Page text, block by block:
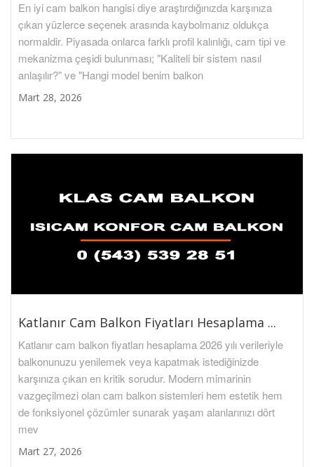
En iyi cam balkon hangisi diye araştırdığınızda karşınıza
çıkan yüzlerce seçenek arasında kaybolmanız oldukça
normaldir. Piyasada onlarca farklı profil kalınlığı, cam tipi ve
mekanizma çeşidi bulunması; "Kaliteli bir sistem nasıl
anlaşılır?" ve "Hangi model benim balkon
Mart 28, 2026
Katlanır Cam Balkon Fiyatları Hesaplama ...
Katlanır cam balkon fiyatları hesaplama 2026 yılı verileriyle
balkonunuzu yenilemek veya kapatmak istediğinizde
karşınıza çıkan en kritik sorudur. Modern mimarinin
vazgeçilmezi olan cam balkon sistemleri hem estetik hem
de fonksiyonel çözümler sunarak yaşam alanlarınızı dört
mev
Mart 27, 2026